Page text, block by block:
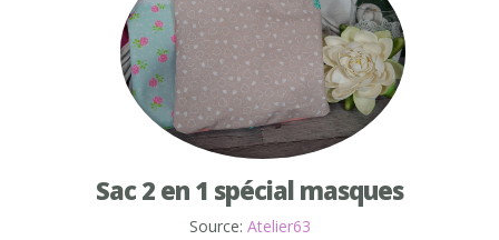
Sac 2 en 1 spécial masques
Source: Atelier63